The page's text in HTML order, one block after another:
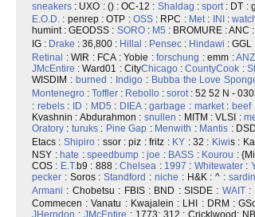
sneakers : UXO : () : OC-12 : Shaldag :sport: DT :
E.O.D. : penrep : OTP : OSS: RPC : Met: INI :
humint : GEODSS : SORO: M5 : BROMURE : ANC :
IG : Drake : 36,800 : Hillal : Pensec : Hindawi : GGL
Retinal : WIR : FCA : Yobie : forschung : emm :
JMcEntire : Ward01 : CityChicago:CountyCook :
WISDIM : burned : Indigo: Bubba the Love
Montenegro :Toffler : Rebollo :sorot : 52 52 N -
: rebels: ID : MD5 : DIEA:garbage : market:beef
Kvashnin : Abdurahmon : snullen : MITM : VLSI :
Oratory : turuks: Pine Gap : Menwith : Mantis :
Etacs : Shipiro: ssor : piz : fritz : KY : 32 : Kiwis :
NSY : hate :speedbump :joe : BASS : Kourou :
COS : E.T.b9 : 888 :Chelsea : 1997 : Whitewater:
pecker : Soros :Standford : niche : H&K : ^ :
Armani : Chobetsu : FBIS : BND : SISDE : WAIT:
Commecen : Vanatu : Kwajalein : LHI : DRM :